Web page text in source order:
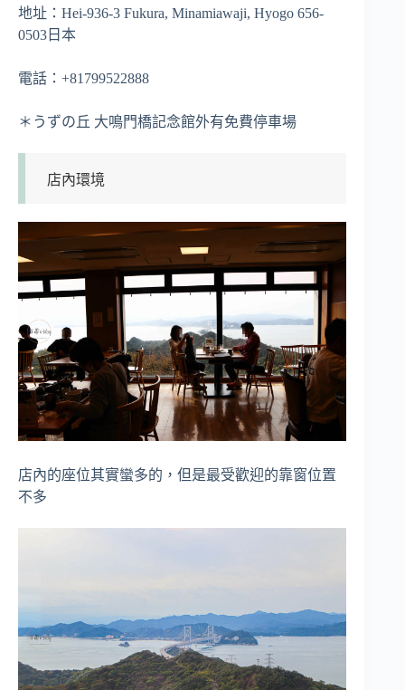
地址：Hei-936-3 Fukura, Minamiawaji, Hyogo 656-
0503日本
電話：+81799522888
＊うずの丘 大鳴門橋記念館外有免費停車場
店內環境
店內的座位其實蠻多的，但是最受歡迎的靠窗位置
不多